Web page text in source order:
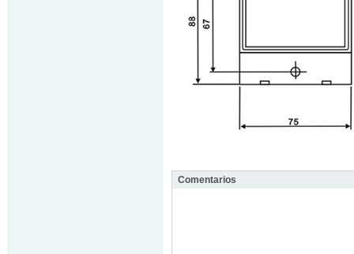
Comentarios